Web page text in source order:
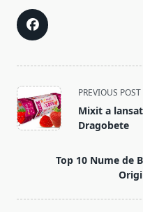
<span
class="nav-
subtitle
PREVIOUS POST
Mixit a
Dragobete
Top 10 Nume de